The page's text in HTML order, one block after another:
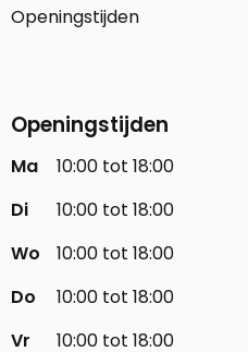
Openingstijden
Openingstijden
Ma
10:00 tot 18:00
Di
10:00 tot 18:00
Wo
10:00 tot 18:00
Do
10:00 tot 18:00
Vr
10:00 tot 18:00